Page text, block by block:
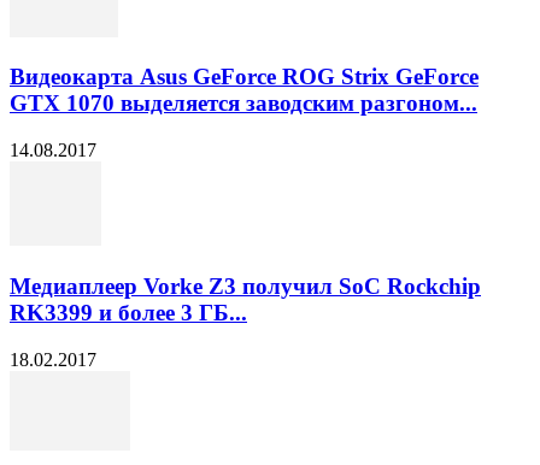
Видеокарта Asus GeForce ROG Strix GeForce
GTX 1070 выделяется заводским разгоном...
14.08.2017
Медиаплеер Vorke Z3 получил SoC Rockchip
RK3399 и более 3 ГБ...
18.02.2017